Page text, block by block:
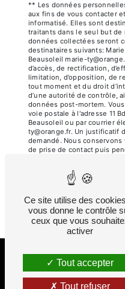
** Les données
aux fins de vous contacter
informatisé. Elles sont
traitants dans le seul but de
données collectées seront
destinataires suivants:
Beausoleil marie-
d’accès, de rectification,
limitation, d’opposition, de
tout moment et du droit
d’une autorité de contrôle,
données post-mortem.
voie postale à l'adresse 11
Beausoleil ou par courrier
ty@orange.fr. Un justificatif
demandé. Nous
de prise de contact puis
légale aux fins probatoires
Vous avez le droit de vous
démarchage téléphonique,
Bloctel.gouv.fr
. Consultez
d’informations sur vos droits.
Ce site utilise des
vous donne le contrôle
ceux que vous
activer
Tout accepter
Tout refuser